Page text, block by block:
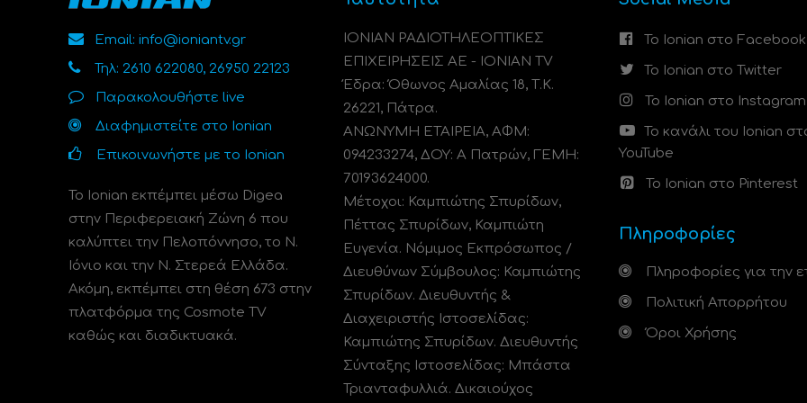
Email: info@ioniantv.gr
Τηλ: 2610 622080, 26950 22123
Παρακολουθήστε live
Διαφημιστείτε στο Ionian
Επικοινωνήστε με το Ionian
Το Ionian εκπέμπει μέσω Digea
στην Περιφερειακή Ζώνη 6 που
καλύπτει την Πελοπόννησο, το N.
Ιόνιο και την Ν. Στερεά Ελλάδα.
Ακόμη, εκπέμπει στη θέση 673 στην
πλατφόρμα της Cosmote TV
καθώς και διαδικτυακά.
ΙΟΝΙΑΝ ΡΑΔΙΟΤΗΛΕΟΠΤΙΚΕΣ
ΕΠΙΧΕΙΡΗΣΕΙΣ ΑΕ - IONIAN TV
Έδρα: Όθωνος Αμαλίας 18, Τ.Κ.
26221, Πάτρα.
ΑΝΩΝΥΜΗ ΕΤΑΙΡΕΙΑ, ΑΦΜ:
094233274, ΔΟΥ: A Πατρών, ΓΕΜΗ:
70193624000.
Μέτοχοι: Καμπιώτης Σπυρίδων,
Πέττας Σπυρίδων, Καμπιώτη
Ευγενία. Νόμιμος Εκπρόσωπος /
Διευθύνων Σύμβουλος: Καμπιώτης
Σπυρίδων. Διευθυντής &
Διαχειριστής Ιστοσελίδας:
Καμπιώτης Σπυρίδων. Διευθυντής
Σύνταξης Ιστοσελίδας: Μπάστα
Τριανταφυλλιά. Δικαιούχος
Το Ionian στο Facebook
Το Ionian στο Twitter
Το Ionian στο Instagram
Το κανάλι του Ionian
YouTube
Το Ionian στο Pinterest
Πληροφορίες
Πληροφορίες για την
Πολιτική Απορρήτου
Όροι Χρήσης